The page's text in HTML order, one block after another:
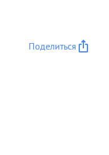
Поделиться